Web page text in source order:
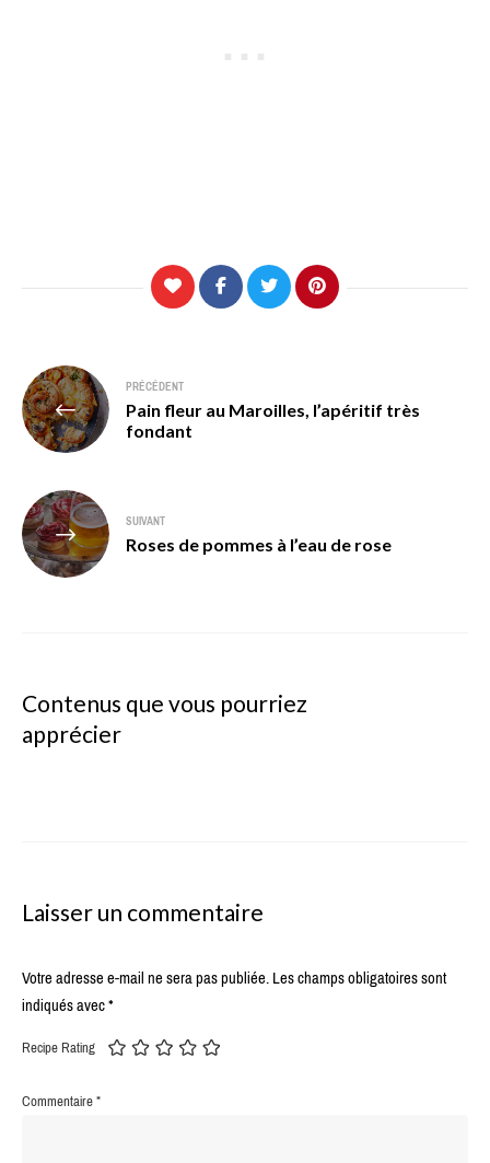
Navigation
de
l’article
PRÉCÉDENT
Pain fleur au Maroilles, l’apéritif très
fondant
SUIVANT
Roses de pommes à l’eau de rose
Contenus que vous pourriez
apprécier
Laisser un commentaire
Votre adresse e-mail ne sera pas publiée.Les champs obligatoires sont
indiqués avec*
Recipe Rating
Commentaire*